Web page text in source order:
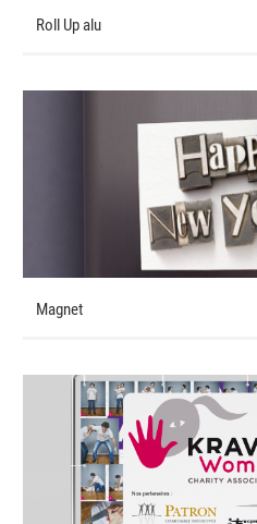
Roll Up alu
Magnet